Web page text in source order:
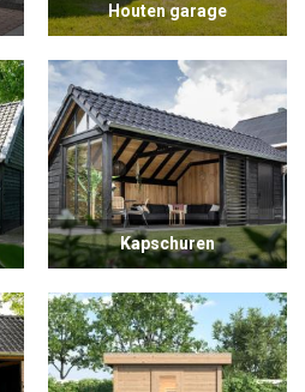
Houten garage
Kapschuren